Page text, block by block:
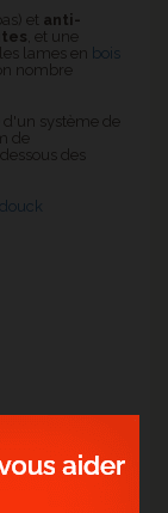
et anti-
, et une
lames en bois
nombre
d'un système de
de
des